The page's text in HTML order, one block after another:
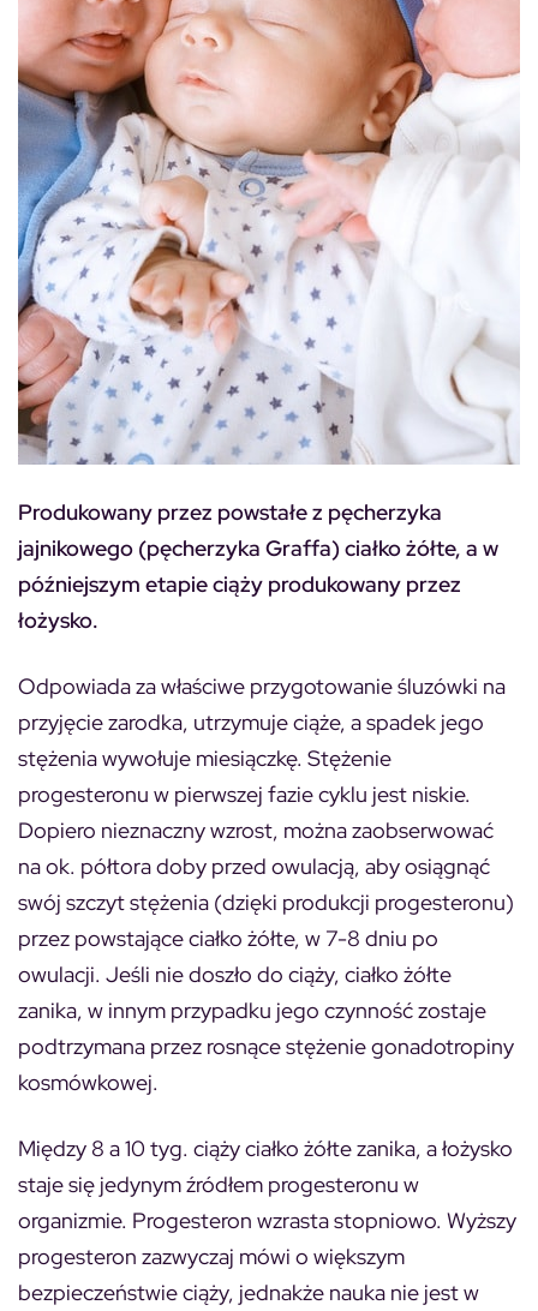
Produkowany przez powstałe z pęcherzyka
jajnikowego (pęcherzyka Graffa) ciałko żółte, a w
późniejszym etapie ciąży produkowany przez
łożysko.
Odpowiada za właściwe przygotowanie śluzówki na
przyjęcie zarodka, utrzymuje ciąże, a spadek jego
stężenia wywołuje miesiączkę. Stężenie
progesteronu w pierwszej fazie cyklu jest niskie.
Dopiero nieznaczny wzrost, można zaobserwować
na ok. półtora doby przed owulacją, aby osiągnąć
swój szczyt stężenia (dzięki produkcji progesteronu)
przez powstające ciałko żółte, w 7-8 dniu po
owulacji. Jeśli nie doszło do ciąży, ciałko żółte
zanika, w innym przypadku jego czynność zostaje
podtrzymana przez rosnące stężenie gonadotropiny
kosmówkowej.
Między 8 a 10 tyg. ciąży ciałko żółte zanika, a łożysko
staje się jedynym źródłem progesteronu w
organizmie. Progesteron wzrasta stopniowo. Wyższy
progesteron zazwyczaj mówi o większym
bezpieczeństwie ciąży, jednakże nauka nie jest w